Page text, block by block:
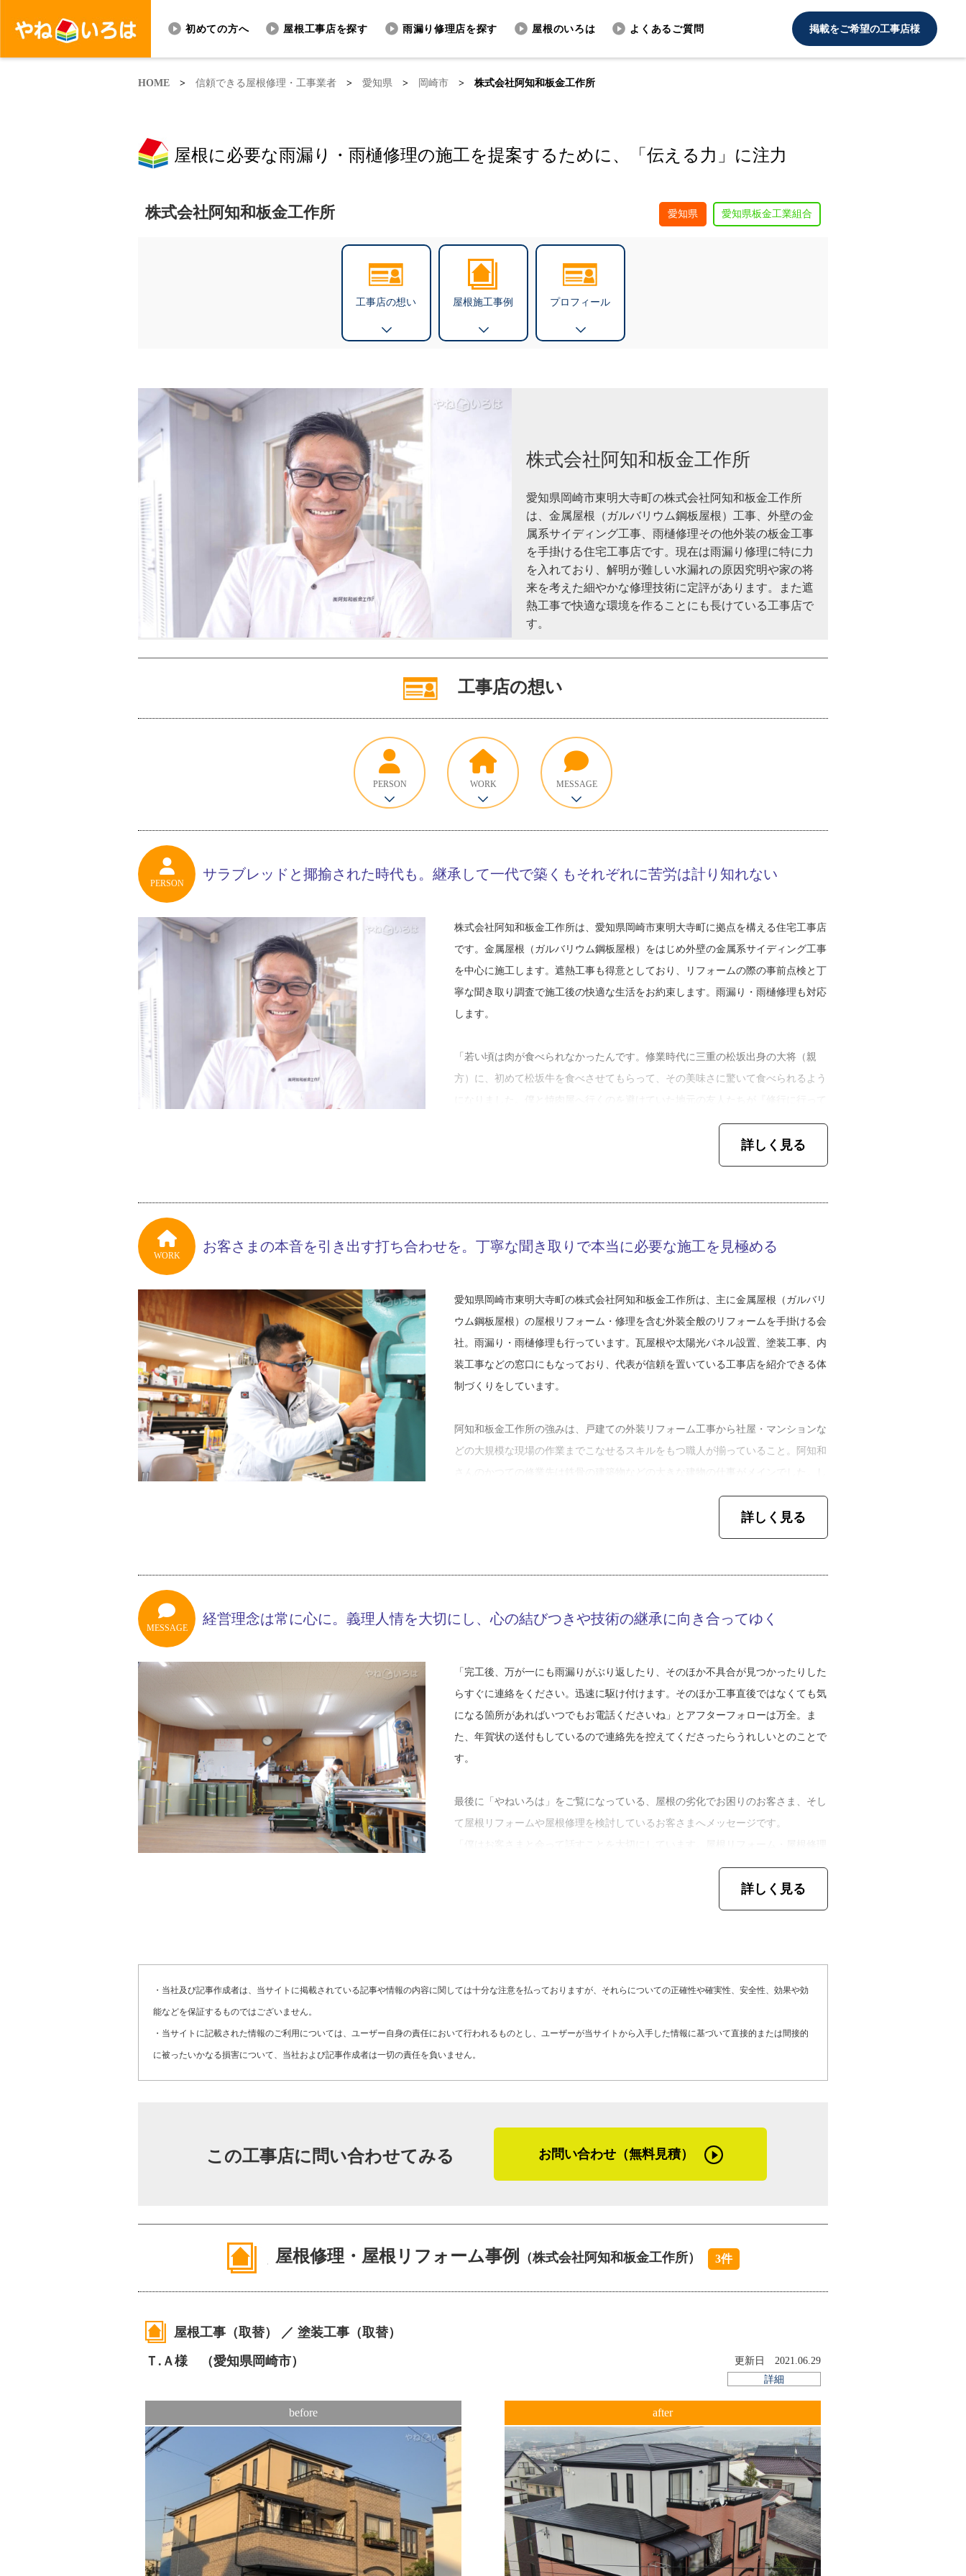
初めての方へ 屋根工事店を探す 雨漏り修理店を探す 屋根のいろは よくあるご質問 掲載をご希望の工事店様
工事店番号 Y23-AZC
HOME > 信頼できる屋根修理・工事業者 > 愛知県 > 岡崎市 > 株式会社阿知和板金工作所
屋根に必要な雨漏り・雨樋修理の施工を提案するために、「伝える力」に注力
株式会社阿知和板金工作所 愛知県 愛知県板金工業組合
工事店の想い 屋根施工事例 プロフィール
株式会社阿知和板金工作所
愛知県岡崎市東明大寺町の株式会社阿知和板金工作所
は、金属屋根（ガルバリウム鋼板屋根）工事、外壁の金
属系サイディング工事、雨樋修理その他外装の板金工事
を手掛ける住宅工事店です。現在は雨漏り修理に特に力
を入れており、解明が難しい水漏れの原因究明や家の将
来を考えた細やかな修理技術に定評があります。また遮
熱工事で快適な環境を作ることにも長けている工事店で
す。
工事店の想い
PERSON WORK MESSAGE
PERSON
サラブレッドと揶揄された時代も。継承して一代で築くもそれぞれに苦労は計り知れない
株式会社阿知和板金工作所は、愛知県岡崎市東明大寺町に拠点を構える住宅工事店
です。金属屋根（ガルバリウム鋼板屋根）をはじめ外壁の金属系サイディング工事
を中心に施工します。遮熱工事も得意としており、リフォームの際の事前点検と丁
寧な聞き取り調査で施工後の快適な生活をお約束します。雨漏り・雨樋修理も対応
します。
「若い頃は肉が食べられなかったんです。修業時代に三重の松坂出身の大将（親
方）に、初めて松坂牛を食べさせてもらって、その美味さに驚いて食べられるよう
若い頃を楽しそうに振り返る、阿知和板金工作所の代表取締役阿知和司さん（以
阿知和板金工作所は阿知和さんの祖父が１９４３年に創業した板金工事店。阿知和
「僕の記憶にある、家にいた祖父の姿は『酔っ払い』でしたね。でもね、驚いたこ
とに祖父の葬式に大勢の弟子だった方が弔問に来てくださったんです。さらに僕が
職人として働くようになってからは、外で『阿知和さんのおじいさんは技術がすご
かった』と聞く機会がすごく多くて。半面、父はそんな祖父を見ているのでお酒は
飲まず、飲みの集まりにも滅多に出ていかずに黙々と真面目に仕事をする人です
阿知和さんは、高校卒業後に他社での修行を経て２０００年に阿知和板金工作所に
「修行から帰ったら、社屋はある、材料の仕入れも確立されている、従業員はい
羨ましかったですね。僕は僕で、気楽そうに見えても、後継ぎは守るものを背負い
けで苦労の種はそれぞれありますよね」
詳しく見る
WORK
お客さまの本音を引き出す打ち合わせを。丁寧な聞き取りで本当に必要な施工を見極める
愛知県岡崎市東明大寺町の株式会社阿知和板金工作所は、主に金属屋根（ガルバリ
ウム鋼板屋根）の屋根リフォーム・修理を含む外装全般のリフォームを手掛ける会
社。雨漏り・雨樋修理も行っています。瓦屋根や太陽光パネル設置、塗装工事、内
装工事などの窓口にもなっており、代表が信頼を置いている工事店を紹介できる体
制づくりをしています。
阿知和板金工作所の強みは、戸建ての外装リフォーム工事から社屋・マンションな
どの大規模な現場の作業までこなせるスキルをもつ職人が揃っていること。阿知和
かし自分で阿知和板金工作所を切り盛りするようになってからは、お客さまとの距
離が近い戸建ての屋根リフォーム・屋根修理、外装リフォームの仕事を大事にして
遊ぶときは遊んでね。若い職人を育てたいので、そういうメリハリを大事にして毎
阿知和さんがお客さまと接する上で気を付けているのは、話をじっくり聞く姿勢で
す。コミュニケーションを大切にしており、打ち合わせ以外でも工期中はたくさん
会話をするようにしています。
「職人たちに、現場ではお客さまとたくさん話しなさいと言っています。もしお茶
と、受けた仕事にプラスアルファするヒントが見つかります。結果、お客さまに喜
ばれるんですよね」
自宅も綺麗にできませんので。新しく入った職人にはまず掃除から習得してもらい
りました。そのお客さまは、戸建ての外壁塗装・ベランダ防水工事のついでに１階
トイレ窓の雨漏り修理をその業者に依頼しましたが、工事後に雨漏りが改善しなか
「散水検査から始めて念入りにチェックしたところ、防水工事屋さんの修理はとて
も惜しい感じだったんです。あと一歩、大事なところが直ってなかったんですね。
によりお客さまの本当の要望が明らかになり、その後の暮らしを快適にするための
工事の提案に繋がりました。
たが、この先もまだまだ住むので丈夫にしたいという話も出てきたんです。さら
に、２階の部屋が暑すぎるとも。それなら、と金属屋根へのリフォームと、遮熱カ
バーの施工を提案したところ、大変喜んでくださいました」
ている今、注目が集まっているとのこと。阿知和板金工作所には20年以上の遮熱工
する工事のことです。夏は建物内部の温度上昇を抑え、エアコンの効率を高める効
果があります。とくに工場や倉庫、平屋の住宅など、屋根からの熱が直接室内に影
響する建物には非常に効果的ですね」
遮熱工事で気を付けるポイントをお聞きしたところ、「実は遮熱材の性能だけで
は、効果は発揮されにくいんですよね。どう施工するかによって、快適さは大きく
変わります。手前味噌で恐縮ですが、屋根・外壁工事に卓越した自社の工事経験に
詳しく見る
MESSAGE
経営理念は常に心に。義理人情を大切にし、心の結びつきや技術の継承に向き合ってゆく
「完工後、万が一にも雨漏りがぶり返したり、そのほか不具合が見つかったりした
らすぐに連絡をください。迅速に駆け付けます。そのほか工事直後ではなくても気
になる箇所があればいつでもお電話くださいね」とアフターフォローは万全。ま
た、年賀状の送付もしているので連絡先を控えてくださったらうれしいとのことで
す。
最後に「やねいろは」をご覧になっている、屋根の劣化でお困りのお客さま、そし
て屋根リフォームや屋根修理を検討しているお客さまへメッセージです。
の相談を受けたら、まず『なぜやりたいのか？』とお尋ねします。何年住みたい
か？受け継ぐ人はいるかなど家に対する考えを聞き出してから、必要な工事を提案
したいからです。その考えは阿知和板金工作所の『心・結・匠』という理念に基づ
いますが、いずれ年を重ねた時、若手が育っていないとお客さまに不安を与えてし
考えています。お客さまの次の世代でも頼りにされるような会社作りをしていきま
す」
人の気持ちに重きを置いており、一度施工をしたお客さまとは長い付き合いになる
（２０２５年４月加筆修正）
詳しく見る
・当社及び記事作成者は、当サイトに掲載されている記事や情報の内容に関しては十分な注意を払っておりますが、それらについての正確性や確実性、安全性、効果や効
能などを保証するものではございません。
・当サイトに記載された情報のご利用については、ユーザー自身の責任において行われるものとし、ユーザーが当サイトから入手した情報に基づいて直接的または間接的
に被ったいかなる損害について、当社および記事作成者は一切の責任を負いません。
この工事店に問い合わせてみる お問い合わせ（無料見積）
屋根修理・屋根リフォーム事例 （株式会社阿知和板金工作所） 3件
屋根工事（取替） ／ 塗装工事（取替）
Ｔ.Ａ様 （愛知県岡崎市）
更新日 2021.06.29
詳細
before after